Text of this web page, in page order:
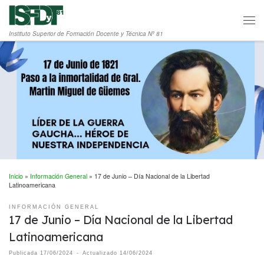
Saltar al contenido
Instituto Superior de Formación Docente y Técnica Nº 81
Inicio » Información General » 17 de Junio – Día Nacional de la Libertad
Latinoamericana
INFORMACIÓN GENERAL
17 de Junio – Día Nacional de la Libertad
Latinoamericana
Publicada 17/06/2024 - Actualizado 14/06/2024